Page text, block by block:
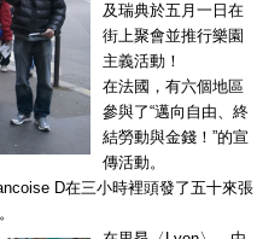
及瑞典於五月一日在
街上聚會並推行樂園
主義活動！
在法國，有六個地區
參與了“邁向自由、終
結勞動與金錢！”的宣
傳活動。
D在三小時裡頭發了五十來張